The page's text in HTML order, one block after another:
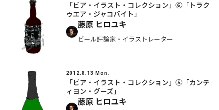
「ビア・イラスト・コレクション」⑥「トラク
ゥエア・ジャコバイト」
藤原 ヒロユキ
ビール評論家・イラストレーター
2012.8.13 Mon.
「ビア・イラスト・コレクション」⑤「カンテ
ィヨン・グーズ」
藤原 ヒロユキ